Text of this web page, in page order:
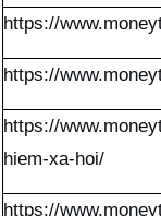
https://
https://
https://
hiem-xa-hoi/
https://